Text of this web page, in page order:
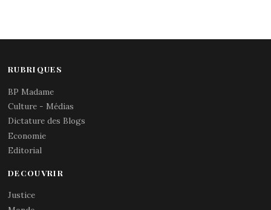
RUBRIQUES
BP Madame
Culture - Médias
Dictature des Blogs
Economie
Editorial
DECOUVRIR
Justice